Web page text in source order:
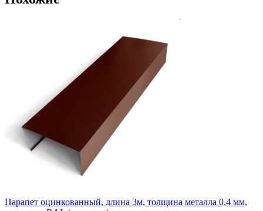
Парапет оцинкованный, длина 3м, толщина металла 0,4 мм,